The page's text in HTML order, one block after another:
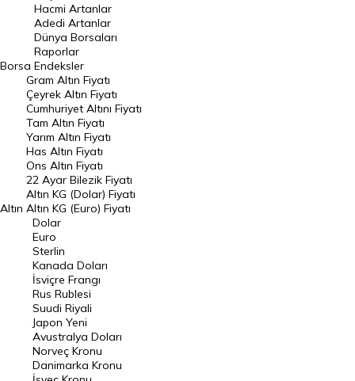
Hacmi Artanlar
Geçmiş Kapanışlar
Dünya Borsaları
Raporlar
Endeksler
DÖVİZ
Döviz Kuru
Dolar Kuru
Euro Kuru
Pound Kuru
Frank Kuru
Riyal Kuru
Avustralya Doları
Danimarka Kronu Kuru
Kanada Doları Kuru
Borsa
Hacmi Artanlar
Adedi Artanlar
Dünya Borsaları
Raporlar
Endeksler
Altın
Gram Altın Fiyatı
Çeyrek Altın Fiyatı
Cumhuriyet Altını Fiyatı
Tam Altın Fiyatı
Yarım Altın Fiyatı
Has Altın Fiyatı
Ons Altın Fiyatı
22 Ayar Bilezik Fiyatı
Altın KG (Dolar) Fiyatı
Altın KG (Euro) Fiyatı
Dolar
Euro
Sterlin
Kanada Doları
İsviçre Frangı
Rus Rublesi
Suudi Riyali
Japon Yeni
Avustralya Doları
Norveç Kronu
Danimarka Kronu